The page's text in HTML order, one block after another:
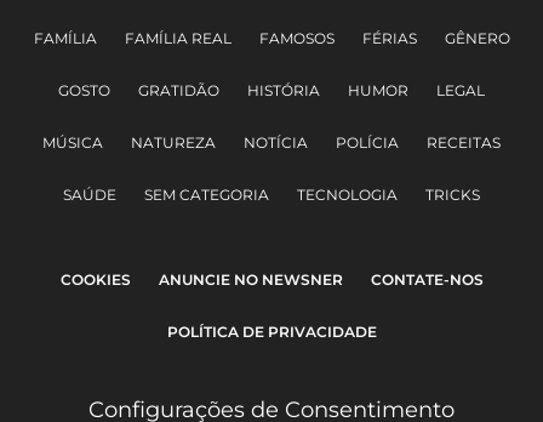
FAMÍLIA FAMÍLIA REAL FAMOSOS FÉRIAS GÊNERO
GOSTO GRATIDÃO HISTÓRIA HUMOR LEGAL
MÚSICA NATUREZA NOTÍCIA POLÍCIA RECEITAS
SAÚDE SEM CATEGORIA TECNOLOGIA TRICKS
COOKIES ANUNCIE NO NEWSNER CONTATE-NOS
POLÍTICA DE PRIVACIDADE
Configurações de Consentimento